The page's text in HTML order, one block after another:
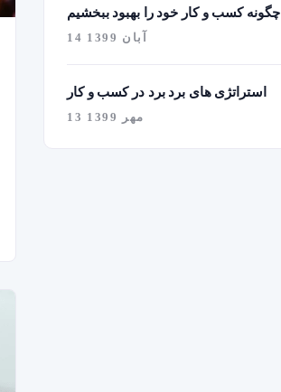
چگونه کسب و کار خود را بهبود ببخشیم
14 آبان 1399
استراتژی های برد برد در کسب و کار
13 مهر 1399